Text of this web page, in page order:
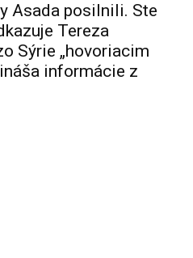
Asada posilnili. Ste
Tereza
Sýrie „hovoriacim
informácie z